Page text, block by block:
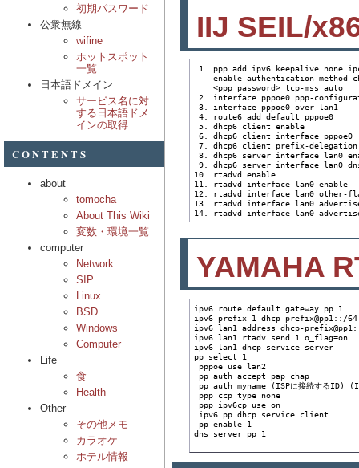
初期パスワード
公衆無線
wifine
ホットスポット
一覧
日本語ドメイン
サービス名に対
する日本語ドメ
インの取得
CONTENTS
about
tomocha
About This Wiki
変数・環境一覧
computer
Network
SIP
Linux
BSD
Windows
Computer
Life
食
Health
Other
その他メモ
カラオケ
ホテル情報
IIJ SEIL/
1. ppp add ipv6 keepalive none
enable authentication-method
    <ppp password> tcp-mss auto
2. interface pppoe0 ppp-
3. interface pppoe0 over lan1
4. route6 add default pppoe0
5. dhcp6 client enable
6. dhcp6 client interface pppoe0
7. dhcp6 client prefix-
8. dhcp6 server interface lan0
9. dhcp6 server interface lan0
10. rtadvd enable
11. rtadvd interface lan0 enable
12. rtadvd interface lan0 other-
13. rtadvd interface lan0
14. rtadvd interface lan0
YAMAHA
ipv6 route default gateway pp 1
ipv6 prefix 1 dhcp-prefix@pp1::/64
ipv6 lan1 address dhcp-
ipv6 lan1 rtadv send 1 o_flag=on
ipv6 lan1 dhcp service server
pp select 1
pppoe use lan2
pp auth accept pap chap
pp auth myname (ISPに接続するID)
ppp ccp type none
ppp ipv6cp use on
ipv6 pp dhcp service client
pp enable 1
dns server pp 1